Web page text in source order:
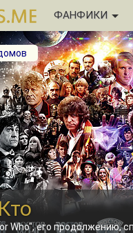
ФАНФИКИ
Who", его продолжению,